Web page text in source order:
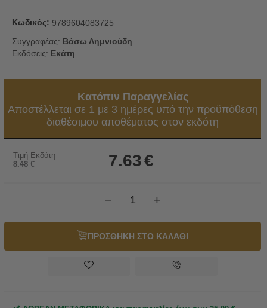
Κωδικός: 9789604083725
Συγγραφέας: Βάσω Λημνιούδη
Εκδόσεις: Εκάτη
Κατόπιν Παραγγελίας
Αποστέλλεται σε 1 με 3 ημέρες υπό την προϋπόθεση
διαθέσιμου αποθέματος στον εκδότη
Τιμή Εκδότη
8.48 € 7.63€
+
−
ΠΡΟΣΘΗΚΗ ΣΤΟ ΚΑΛΑΘΙ